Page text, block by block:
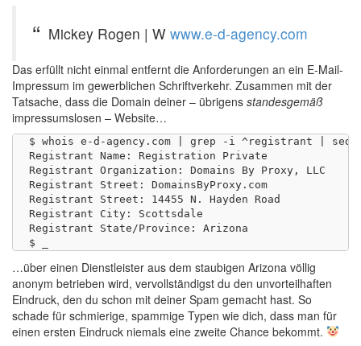
Mickey Rogen | W www.e-d-agency.com
Das erfüllt nicht einmal entfernt die Anforderungen an ein E-Mail-
Impressum im gewerblichen Schriftverkehr. Zusammen mit der
Tatsache, dass die Domain deiner – übrigens standesgemäß
impressumslosen – Website…
$ whois e-d-agency.com | grep -i ^registrant | sed
Registrant Name: Registration Private
Registrant Organization: Domains By Proxy, LLC
Registrant Street: DomainsByProxy.com
Registrant Street: 14455 N. Hayden Road
Registrant City: Scottsdale
Registrant State/Province: Arizona
…über einen Dienstleister aus dem staubigen Arizona völlig
anonym betrieben wird, vervollständigst du den unvorteilhaften
Eindruck, den du schon mit deiner Spam gemacht hast. So
schade für schmierige, spammige Typen wie dich, dass man für
einen ersten Eindruck niemals eine zweite Chance bekommt.